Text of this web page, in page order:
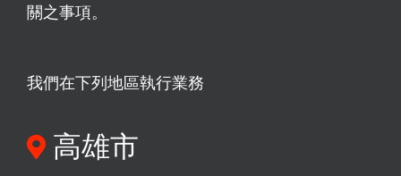
關之事項。
我們在下列地區執行業務
高雄市